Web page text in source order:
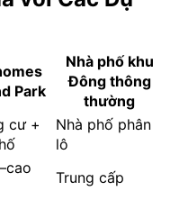
Park
Nhà phố khu
Đông thông
thường
cư +
Nhà phố phân
lô
Trung cấp